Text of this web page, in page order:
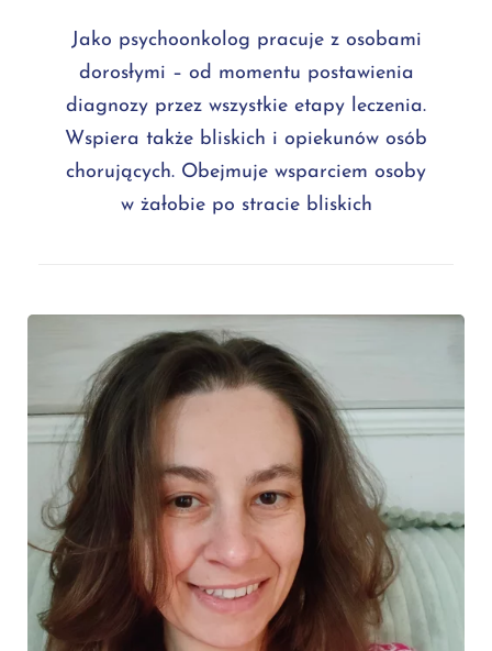
Jako psychoonkolog pracuje z osobami
dorosłymi – od momentu postawienia
diagnozy przez wszystkie etapy leczenia.
Wspiera także bliskich i opiekunów osób
chorujących. Obejmuje wsparciem osoby
w żałobie po stracie bliskich